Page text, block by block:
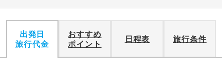
出発日
旅行代金
おすすめ
ポイント
日程表 旅行条件